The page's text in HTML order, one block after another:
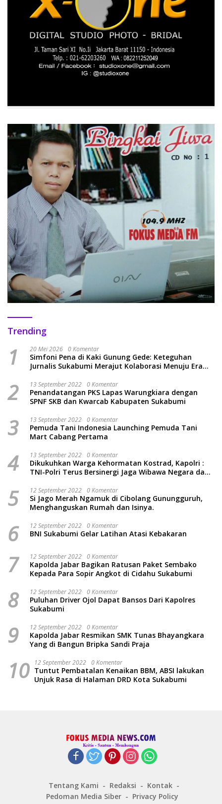
Trending
1 20 Mei 2026 0 Komentar
Simfoni Pena di Kaki Gunung Gede: Keteguhan
Jurnalis Sukabumi Merajut Kolaborasi Menuju Era
2 13 September 2022 0 Komentar
Penandatangan PKS Lapas Warungkiara dengan
SPNF SKB dan Kwarcab Kabupaten Sukabumi
3 13 September 2022 0 Komentar
Pemuda Tani Indonesia Launching Pemuda Tani
Mart Cabang Pertama
4 13 September 2022 0 Komentar
Dikukuhkan Warga Kehormatan Kostrad, Kapolri :
TNI-Polri Terus Bersinergi Jaga Wibawa Negara dan
5 12 September 2022 0 Komentar
Si Jago Merah Ngamuk di Cibolang Gunungguruh,
Menghanguskan Rumah dan Isinya.
6 12 September 2022 0 Komentar
BNI Sukabumi Gelar Latihan Atasi Kebakaran
7 12 September 2022 0 Komentar
Kapolda Jabar Bagikan Ratusan Paket Sembako
Kepada Para Sopir Angkot di Cidahu Sukabumi
8 12 September 2022 0 Komentar
Puluhan Driver Ojol Dapat Bansos Dari Kapolres
Sukabumi
9 12 September 2022 0 Komentar
Kapolda Jabar Resmikan SMK Tunas Bhayangkara
Yang di Bangun Bripka Sandi Praja
10 12 September 2022 0 Komentar
Tuntut Pembatalan Kenaikan BBM, ABSI lakukan
Unjuk Rasa di Halaman DRD Kota Sukabumi
Tentang Kami Redaksi
Kontak
Pedoman Media Siber
Privacy Policy